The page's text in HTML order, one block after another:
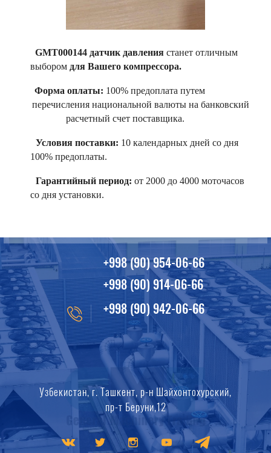
GMT000144 датчик давления станет отличным
выбором для Вашего компрессора.
Форма оплаты: 100% предоплата путем
перечисления национальной валюты на банковский
расчетный счет поставщика.
Условия поставки: 10 календарных дней со дня
100% предоплаты.
Гарантийный период: от 2000 до 4000 моточасов
со дня установки.
+998 (90) 954-06-66
+998 (90) 914-06-66
+998 (90) 942-06-66
Узбекистан, г. Ташкент, р-н Шайхонтохурский,
пр-т Беруни,12